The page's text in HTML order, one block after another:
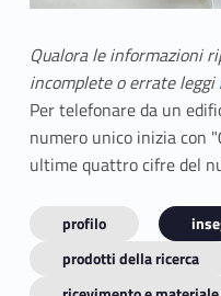
Qualora le informazioni
incomplete o errate leggi
Per telefonare da un
numero unico inizia con
ultime quattro cifre del
profilo
prodotti della ricerca